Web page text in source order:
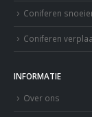
Coniferen
Coniferen
INFORMATIE
Over ons